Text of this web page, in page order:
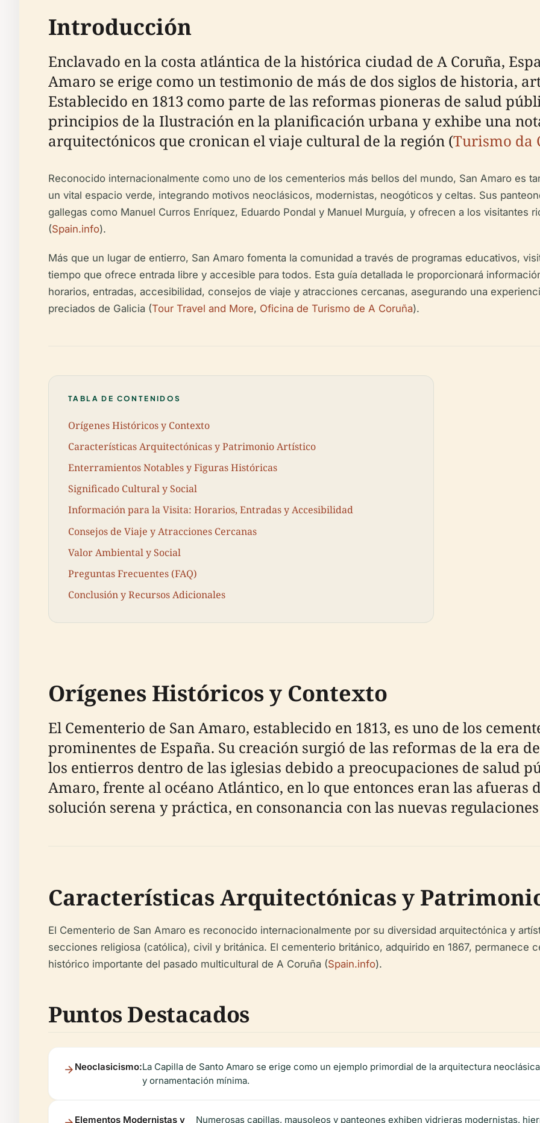
Introducción
Enclavado en la costa atlántica de la histórica ciudad de A Coruña,
Amaro se erige como un testimonio de más de dos siglos de historia,
Establecido en 1813 como parte de las reformas pioneras de salud
principios de la Ilustración en la planificación urbana y exhibe una
arquitectónicos que cronican el viaje cultural de la región (Turismo da
Reconocido internacionalmente como uno de los cementerios más bellos del mundo, San Amaro es
un vital espacio verde, integrando motivos neoclásicos, modernistas, neogóticos y celtas. Sus
gallegas como Manuel Curros Enríquez, Eduardo Pondal y Manuel Murguía, y ofrecen a los visitantes
(Spain.info).
Más que un lugar de entierro, San Amaro fomenta la comunidad a través de programas educativos,
tiempo que ofrece entrada libre y accesible para todos. Esta guía detallada le proporcionará
horarios, entradas, accesibilidad, consejos de viaje y atracciones cercanas, asegurando una
preciados de Galicia (Tour Travel and More, Oficina de Turismo de A Coruña).
TABLA DE CONTENIDOS
Orígenes Históricos y Contexto
Características Arquitectónicas y Patrimonio Artístico
Enterramientos Notables y Figuras Históricas
Significado Cultural y Social
Información para la Visita: Horarios, Entradas y Accesibilidad
Consejos de Viaje y Atracciones Cercanas
Valor Ambiental y Social
Preguntas Frecuentes (FAQ)
Conclusión y Recursos Adicionales
Orígenes Históricos y Contexto
El Cementerio de San Amaro, establecido en 1813, es uno de los
prominentes de España. Su creación surgió de las reformas de la era
los entierros dentro de las iglesias debido a preocupaciones de salud
Amaro, frente al océano Atlántico, en lo que entonces eran las afueras
solución serena y práctica, en consonancia con las nuevas
Características Arquitectónicas y
El Cementerio de San Amaro es reconocido internacionalmente por su diversidad arquitectónica y
secciones religiosa (católica), civil y británica. El cementerio británico, adquirido en 1867, permanece
histórico importante del pasado multicultural de A Coruña (Spain.info).
Puntos Destacados
Neoclasicismo:La Capilla de Santo Amaro se erige como un ejemplo primordial de la arquitectura
y ornamentación mínima.
Elementos Modernistas y Numerosas capillas, mausoleos y panteones exhiben vidrieras modernistas,